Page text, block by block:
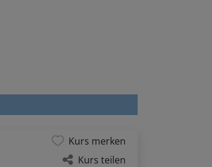
Kurs merken
Kurs teilen